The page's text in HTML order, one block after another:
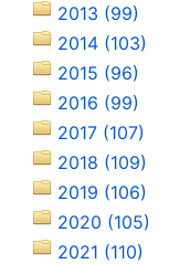
2013 (99)
2014 (103)
2015 (96)
2016 (99)
2017 (107)
2018 (109)
2019 (106)
2020 (105)
2021 (110)